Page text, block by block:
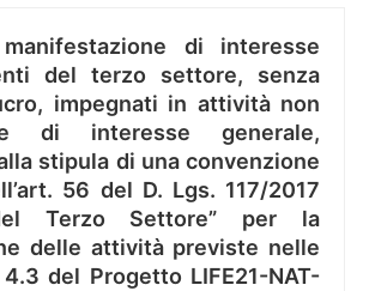
di interesse
del terzo settore, senza
impegnati in attività non
di interesse generale,
stipula di una convenzione
56 del D. Lgs. 117/2017
Terzo Settore” per la
delle attività previste nelle
del Progetto LIFE21-NAT-